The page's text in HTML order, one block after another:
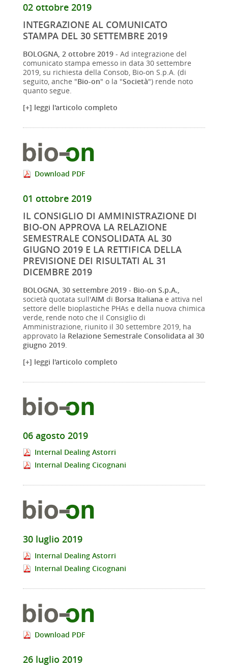
02 ottobre 2019
INTEGRAZIONE AL COMUNICATO
STAMPA DEL 30 SETTEMBRE 2019
BOLOGNA, 2 ottobre 2019- Ad integrazione del
comunicato stampa emesso in data 30 settembre
2019, su richiesta della Consob, Bio-on S.p.A. (di
seguito, anche "Bio-on" o la "Società") rende noto
quanto segue.
[+] leggi l'articolo completo
Download PDF
01 ottobre 2019
IL CONSIGLIO DI AMMINISTRAZIONE DI
BIO-ON APPROVA LA RELAZIONE
SEMESTRALE CONSOLIDATA AL 30
GIUGNO 2019 E LA RETTIFICA DELLA
PREVISIONE DEI RISULTATI AL 31
DICEMBRE 2019
BOLOGNA, 30 settembre 2019- Bio-on S.p.A.,
società quotata sull'AIM di Borsa Italiana e attiva nel
settore delle bioplastiche PHAs e della nuova chimica
verde, rende noto che il Consiglio di
Amministrazione, riunito il 30 settembre 2019, ha
approvato la Relazione Semestrale Consolidata al 30
giugno 2019.
[+] leggi l'articolo completo
06 agosto 2019
Internal Dealing Astorri
Internal Dealing Cicognani
30 luglio 2019
Internal Dealing Astorri
Internal Dealing Cicognani
Download PDF
26 luglio 2019